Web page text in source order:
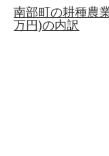
南部町の耕種農
万円)の内訳